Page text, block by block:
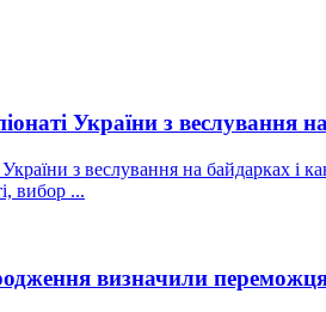
України з веслування
з веслування на байдарках і
вибор ...
визначили